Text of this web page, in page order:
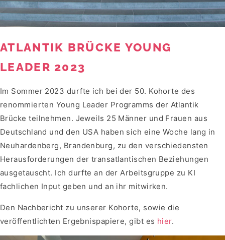
ATLANTIK BRÜCKE YOUNG
LEADER 2023
Im Sommer 2023 durfte ich bei der 50. Kohorte des
renommierten Young Leader Programms der Atlantik
Brücke teilnehmen. Jeweils 25 Männer und Frauen aus
Deutschland und den USA haben sich eine Woche lang in
Neuhardenberg, Brandenburg, zu den verschiedensten
Herausforderungen der transatlantischen Beziehungen
ausgetauscht. Ich durfte an der Arbeitsgruppe zu KI
fachlichen Input geben und an ihr mitwirken.
Den Nachbericht zu unserer Kohorte, sowie die
veröffentlichten Ergebnispapiere, gibt es hier.